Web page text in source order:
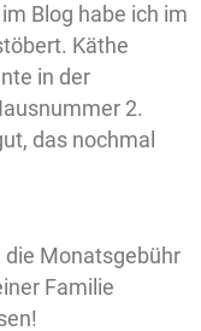
Blog habe ich im
Käthe
in der
2.
das nochmal
Monatsgebühr
Familie